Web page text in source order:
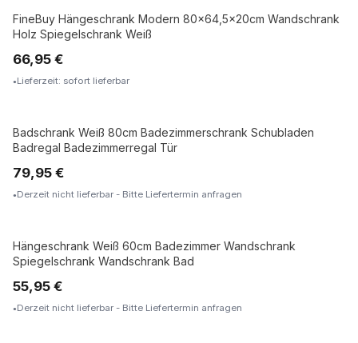
FineBuy Hängeschrank Modern 80x64,5x20cm Wandschrank
Holz Spiegelschrank Weiß
66,95 €
Lieferzeit: sofort lieferbar
Badschrank Weiß 80cm Badezimmerschrank Schubladen
Badregal Badezimmerregal Tür
79,95 €
Derzeit nicht lieferbar - Bitte Liefertermin anfragen
Hängeschrank Weiß 60cm Badezimmer Wandschrank
Spiegelschrank Wandschrank Bad
55,95 €
Derzeit nicht lieferbar - Bitte Liefertermin anfragen